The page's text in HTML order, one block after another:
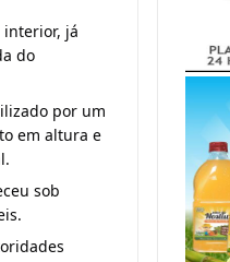
interior, já
do
por um
em altura e
sob